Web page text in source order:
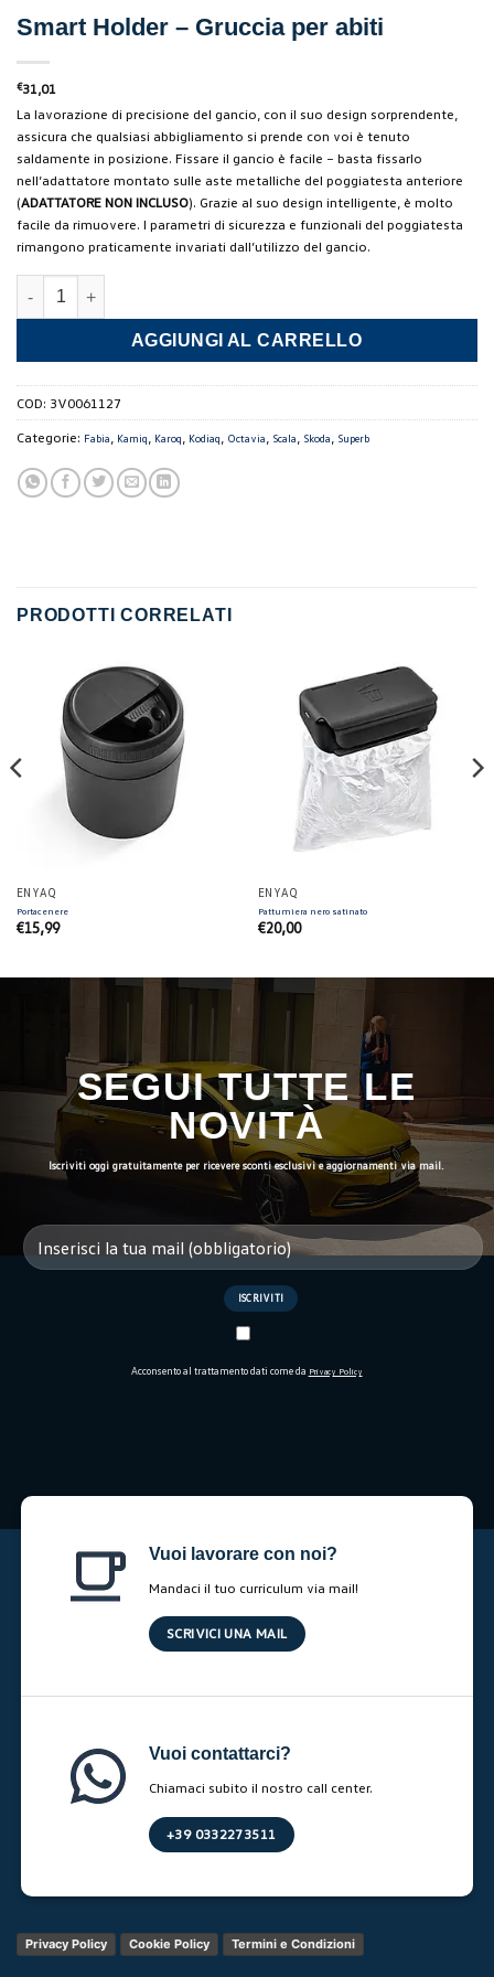
Smart Holder – Gruccia per abiti
€31,01
La lavorazione di precisione del gancio, con il suo design sorprendente,
assicura che qualsiasi abbigliamento si prende con voi è tenuto
saldamente in posizione. Fissare il gancio è facile – basta fissarlo
nell’adattatore montato sulle aste metalliche del poggiatesta anteriore
(ADATTATORE NON INCLUSO). Grazie al suo design intelligente, è molto
facile da rimuovere. I parametri di sicurezza e funzionali del poggiatesta
rimangono praticamente invariati dall’utilizzo del gancio.
Smart Holder - Gruccia per abiti quantità
AGGIUNGI AL CARRELLO
COD: 3V0061127
Categorie: Fabia Kamiq Karoq Kodiaq Octavia Scala Skoda Superb
PRODOTTI CORRELATI
ENYAQ
Portacenere
€15,99
ENYAQ
Pattumiera nero satinato
€20,00
SEGUI TUTTE LE
NOVITÀ
Iscriviti oggi gratuitamente per ricevere sconti esclusivi e aggiornamenti via mail.
Acconsento al trattamento dati come da Privacy Policy
Vuoi lavorare con noi?
Mandaci il tuo curriculum via mail!
SCRIVICI UNA MAIL
Vuoi contattarci?
Chiamaci subito il nostro call center.
+39 0332273511
Privacy Policy Cookie Policy Termini e Condizioni